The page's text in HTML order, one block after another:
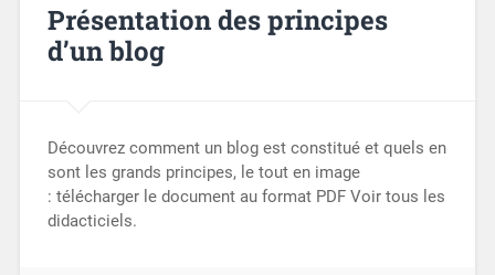
Présentation des principes
d’un blog
Découvrez comment un blog est constitué et quels en
sont les grands principes, le tout en image
: télécharger le document au format PDF Voir tous les
didacticiels.